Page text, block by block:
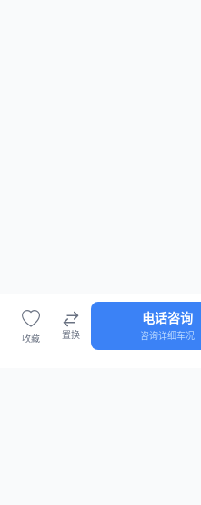
收藏 置换
电话咨询
咨询详细车况
车源